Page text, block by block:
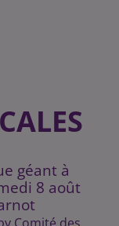
géant à
8 août